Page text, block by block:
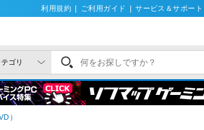
利用規約 ご利用ガイド サービス＆サポート
）